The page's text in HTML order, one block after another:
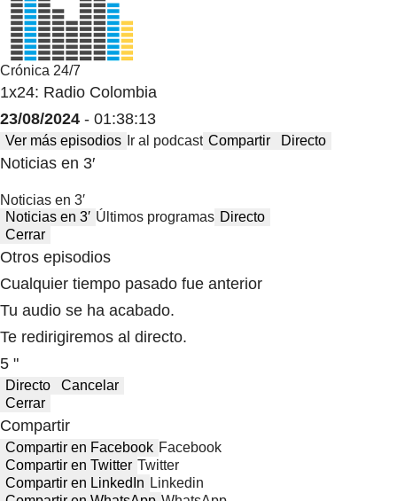
Crónica 24/7
1x24: Radio Colombia
23/08/2024 - 01:38:13
Ver más episodios Ir al podcast Compartir Directo
Noticias en 3′
Noticias en 3′
Noticias en 3′ Últimos programas Directo
Cerrar
Otros episodios
Cualquier tiempo pasado fue anterior
Tu audio se ha acabado.
Te redirigiremos al directo.
5 "
Directo
Cancelar
Cerrar
Compartir
Compartir en Facebook Facebook
Compartir en Twitter Twitter
Compartir en LinkedIn Linkedin